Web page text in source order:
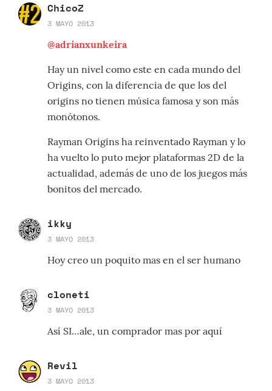
ChicoZ
3 MAYO 2013
@adrianxunkeira
Hay un nivel como este en cada mundo del
Origins, con la diferencia de que los del
origins no tienen música famosa y son más
monótonos.
Rayman Origins ha reinventado Rayman y lo
ha vuelto lo puto mejor plataformas 2D de la
actualidad, además de uno de los juegos más
bonitos del mercado.
ikky
3 MAYO 2013
Hoy creo un poquito mas en el ser humano
cloneti
3 MAYO 2013
Así SI…ale, un comprador mas por aquí
Revil
3 MAYO 2013